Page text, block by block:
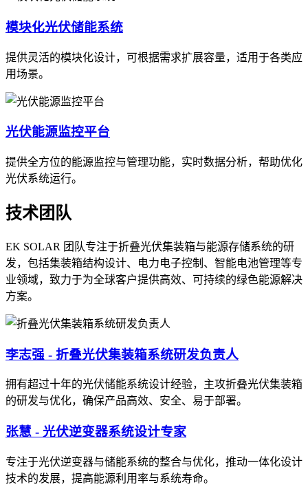
模块化光伏储能系统
提供灵活的模块化设计，可根据需求扩展容量，适用于各类应
用场景。
光伏能源监控平台
提供全方位的能源监控与管理功能，实时数据分析，帮助优化
光伏系统运行。
技术团队
EK SOLAR 团队专注于折叠光伏集装箱与能源存储系统的研
发，包括集装箱结构设计、电力电子控制、智能电池管理等专
业领域，致力于为全球客户提供高效、可持续的绿色能源解决
方案。
李志强 - 折叠光伏集装箱系统研发负责人
拥有超过十年的光伏储能系统设计经验，主攻折叠光伏集装箱
的研发与优化，确保产品高效、安全、易于部署。
张慧 - 光伏逆变器系统设计专家
专注于光伏逆变器与储能系统的整合与优化，推动一体化设计
技术的发展，提高能源利用率与系统寿命。